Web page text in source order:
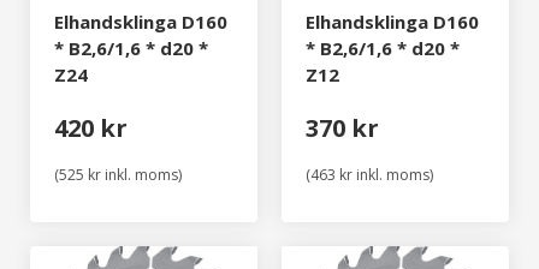
Elhandsklinga D160
* B2,6/1,6 * d20 *
Z24
420 kr
(525 kr inkl. moms)
Elhandsklinga D160
* B2,6/1,6 * d20 *
Z12
370 kr
(463 kr inkl. moms)